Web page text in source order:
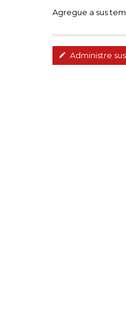
Agregue a sus
Administre